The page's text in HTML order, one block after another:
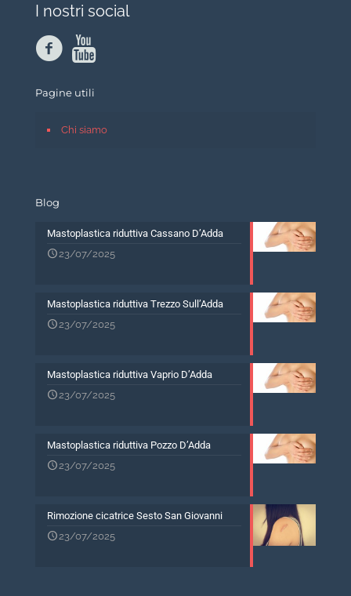
I nostri social
Pagine utili
Chi siamo
Blog
Mastoplastica riduttiva Cassano D’Adda
23/07/2025
Mastoplastica riduttiva Trezzo Sull’Adda
23/07/2025
Mastoplastica riduttiva Vaprio D’Adda
23/07/2025
Mastoplastica riduttiva Pozzo D’Adda
23/07/2025
Rimozione cicatrice Sesto San Giovanni
23/07/2025